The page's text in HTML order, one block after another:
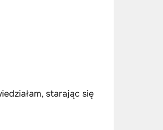
starając się